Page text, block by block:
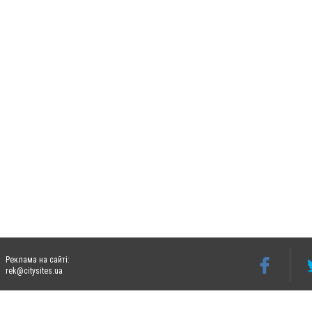
Реклама на сайті:
rek@citysites.ua